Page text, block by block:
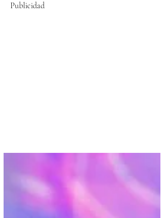
Publicidad